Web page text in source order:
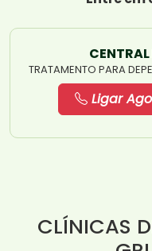
TRATAMENTO PARA
Ligar
CLÍNICAS